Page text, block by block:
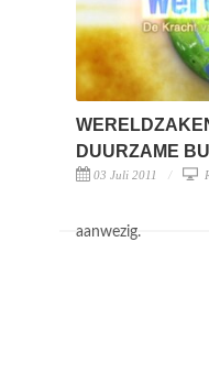
DUURZAME
03 Juli 2011
aanwezig.